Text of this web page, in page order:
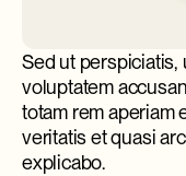
Sed ut perspiciatis,
voluptatem
totam rem aperiam
veritatis et quasi
explicabo.